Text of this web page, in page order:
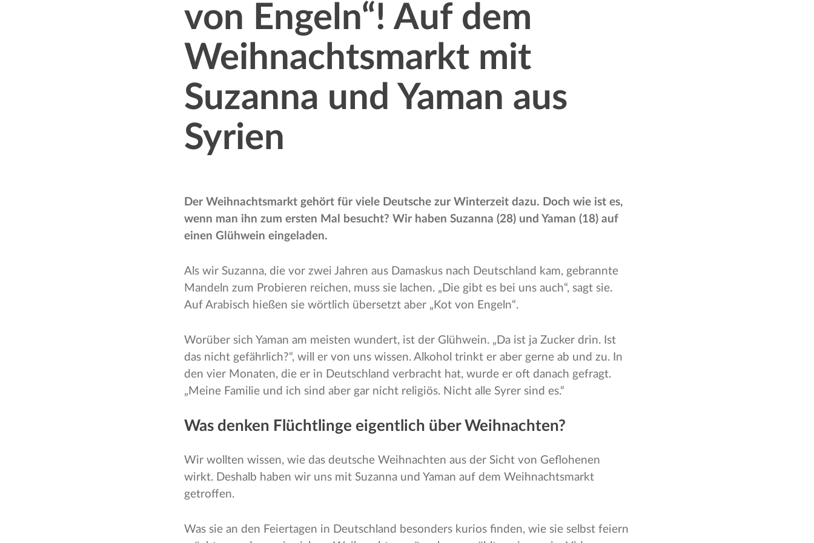
von Engeln“! Auf dem
Weihnachtsmarkt mit
Suzanna und Yaman aus
Syrien
Der Weihnachtsmarkt gehört für viele Deutsche zur Winterzeit dazu. Doch wie ist es,
wenn man ihn zum ersten Mal besucht? Wir haben Suzanna (28) und Yaman (18) auf
einen Glühwein eingeladen.
Als wir Suzanna, die vor zwei Jahren aus Damaskus nach Deutschland kam, gebrannte
Mandeln zum Probieren reichen, muss sie lachen. „Die gibt es bei uns auch“, sagt sie.
Auf Arabisch hießen sie wörtlich übersetzt aber „Kot von Engeln“.
Worüber sich Yaman am meisten wundert, ist der Glühwein. „Da ist ja Zucker drin. Ist
das nicht gefährlich?“, will er von uns wissen. Alkohol trinkt er aber gerne ab und zu. In
den vier Monaten, die er in Deutschland verbracht hat, wurde er oft danach gefragt.
„Meine Familie und ich sind aber gar nicht religiös. Nicht alle Syrer sind es.“
Was denken Flüchtlinge eigentlich über Weihnachten?
Wir wollten wissen, wie das deutsche Weihnachten aus der Sicht von Geflohenen
wirkt. Deshalb haben wir uns mit Suzanna und Yaman auf dem Weihnachtsmarkt
getroffen.
Was sie an den Feiertagen in Deutschland besonders kurios finden, wie sie selbst feiern